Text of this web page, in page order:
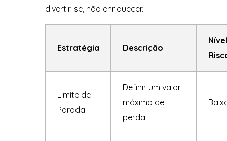
divertir-se, não enriquecer.
Estratégia Descrição
Limite de
Parada
Definir um valor
máximo de
perda.